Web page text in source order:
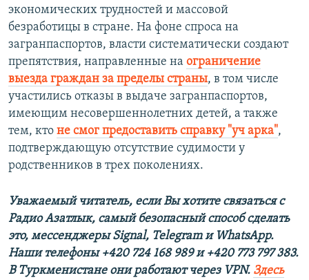
экономических трудностей и массовой
безработицы в стране. На фоне спроса на
загранпаспортов, власти систематически создают
препятствия, направленные на ограничение
выезда граждан за пределы страны, в том числе
участились отказы в выдаче загранпаспортов,
имеющим несовершеннолетних детей, а также
тем, кто не смог предоставить справку "уч арка",
подтверждающую отсутствие судимости у
родственников в трех поколениях.
Уважаемый читатель, если Вы хотите связаться с
Радио Азатлык, самый безопасный способ сделать
это, мессенджеры Signal, Telegram и WhatsApp.
Наши телефоны +420 724 168 989 и +420 773 797 383.
В Туркменистане они работают через VPN. Здесь